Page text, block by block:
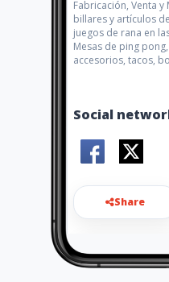
Fabricación, Venta
billares y artículos
juegos de rana en
Mesas de ping
accesorios, tacos,
Social
Share
mail.com